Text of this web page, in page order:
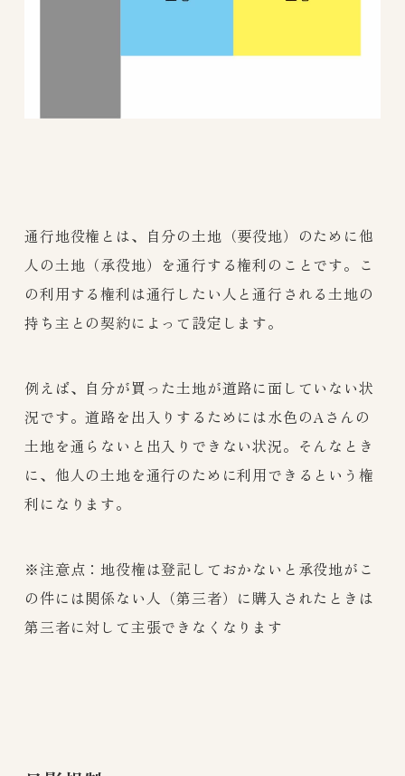
通行地役権とは、自分の土地（要役地）のために他
人の土地（承役地）を通行する権利のことです。こ
の利用する権利は通行したい人と通行される土地の
持ち主との契約によって設定します。
例えば、自分が買った土地が道路に面していない状
況です。道路を出入りするためには水色のAさんの
土地を通らないと出入りできない状況。そんなとき
に、他人の土地を通行のために利用できるという権
利になります。
※注意点：地役権は登記しておかないと承役地がこ
の件には関係ない人（第三者）に購入されたときは
第三者に対して主張できなくなります